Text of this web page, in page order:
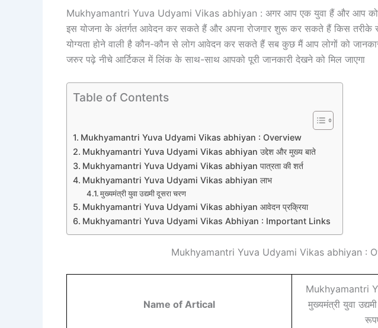
Mukhyamantri Yuva Udyami Vikas abhiyan : अगर आप एक युवा हैं और आप कोई
इस योजना के अंतर्गत आवेदन कर सकते हैं और अपना रोजगार शुरू कर सकते हैं किस तरीके से
योग्यता होने वाली है कौन-कौन से लोग आवेदन कर सकते हैं सब कुछ मैं आप लोगों को
जरुर पढ़े नीचे आर्टिकल में लिंक के साथ-साथ आपको पूरी जानकारी देखने को मिल जाएगा
Table of Contents
Mukhyamantri Yuva Udyami Vikas abhiyan : Overview
Mukhyamantri Yuva Udyami Vikas abhiyan उद्देश और मुख्य बाते
Mukhyamantri Yuva Udyami Vikas abhiyan पात्रता की शर्त
Mukhyamantri Yuva Udyami Vikas abhiyan लाभ
मुख्यमंत्री युवा उद्यमी दूसरा चरण
Mukhyamantri Yuva Udyami Vikas abhiyan आवेदन प्रक्रिया
Mukhyamantri Yuva Udyami Vikas Abhiyan : Important Links
Mukhyamantri Yuva Udyami Vikas abhiyan :
Name of Artical
Mukhyamantri
मुख्यमंत्री युवा